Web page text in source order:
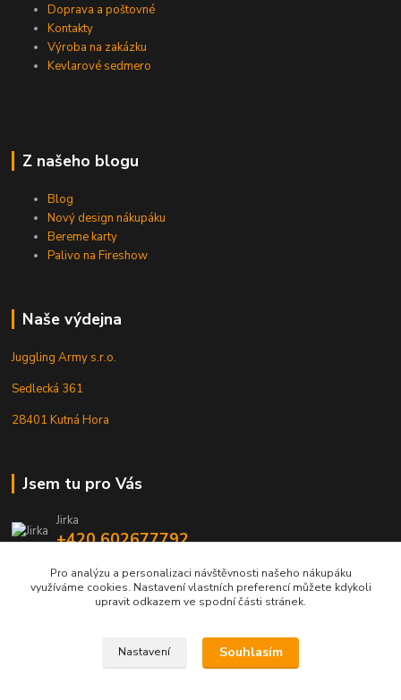
Doprava a poštovné
Kontakty
Výroba na zakázku
Kevlarové sedmero
Z našeho blogu
Blog
Nový design nákupáku
Bereme karty
Palivo na Fireshow
Naše výdejna
Juggling Army s.r.o.
Sedlecká 361
28401 Kutná Hora
Jsem tu pro Vás
Jirka
+420 602677792
info@jarmy.cz
Pro analýzu a personalizaci návštěvnosti našeho nákupáku
využíváme cookies. Nastavení vlastních preferencí můžete kdykoli
upravit odkazem ve spodní části stránek.
Nastavení Souhlasím